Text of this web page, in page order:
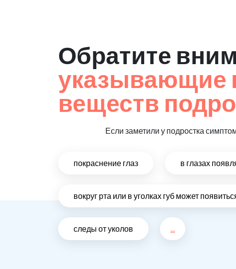
Обратите
указывающие
веществ
Если заметили у подростка
покраснение глаз в глазах
вокруг рта или в уголках губ может
следы от уколов ...